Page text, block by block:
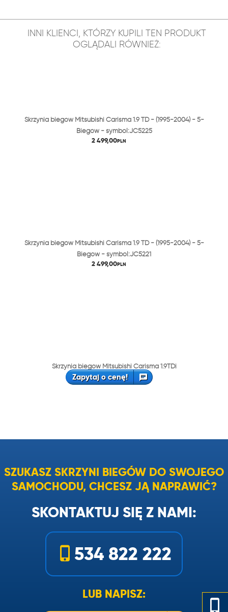
INNI KLIENCI, KTÓRZY KUPILI TEN PRODUKT
OGLĄDALI RÓWNIEŻ:
Skrzynia biegów Mitsubishi Carisma 1.9 TD - (1995-2004) - 5-
Biegów - symbol:JC5225
2 499,00PLN
Skrzynia biegów Mitsubishi Carisma 1.9 TD - (1995-2004) - 5-
Biegów - symbol:JC5221
2 499,00PLN
Skrzynia biegów Mitsubishi Carisma 1.9TDi
Zapytaj o cenę!
SZUKASZ SKRZYNI BIEGÓW DO SWOJEGO
SAMOCHODU, CHCESZ JĄ NAPRAWIĆ?
SKONTAKTUJ SIĘ Z NAMI:
534 822 222
LUB NAPISZ: